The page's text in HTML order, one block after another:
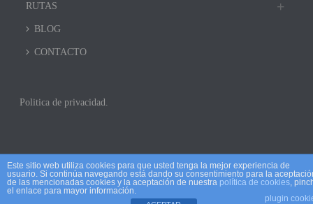
RUTAS
BLOG
CONTACTO
Politica de privacidad.
Este sitio web utiliza cookies para que usted tenga la mejor experiencia de
usuario. Si continúa navegando está dando su consentimiento para la
de las mencionadas cookies y la aceptación de nuestra política de cookies,
el enlace para mayor información.
plugin